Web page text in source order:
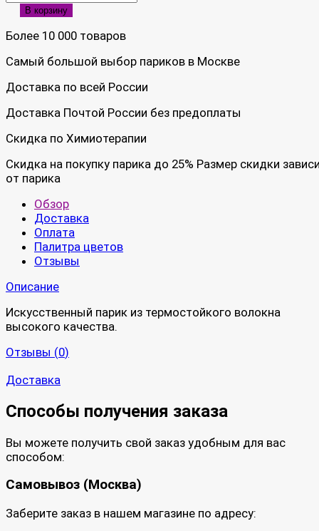
В корзину
Более 10 000 товаров
Самый большой выбор париков в Москве
Доставка по всей России
Доставка Почтой России без предоплаты
Скидка по Химиотерапии
Скидка на покупку парика до 25% Размер скидки
от парика
Обзор
Доставка
Оплата
Палитра цветов
Отзывы
Описание
Искусственный парик из термостойкого волокна
высокого качества.
Отзывы (0)
Доставка
Способы получения заказа
Вы можете получить свой заказ удобным для вас
способом:
Самовывоз (Москва)
Заберите заказ в нашем магазине по адресу: